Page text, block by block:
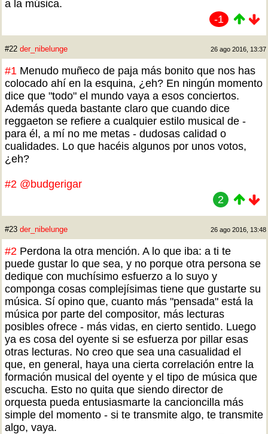
a la música.
-1
#22 der_nibelunge 26 ago 2016, 13:37
#1 Menudo muñeco de paja más bonito que nos has
colocado ahí en la esquina, ¿eh? En ningún momento
dice que "todo" el mundo vaya a esos conciertos.
Además queda bastante claro que cuando dice
reggaeton se refiere a cualquier estilo musical de -
para él, a mí no me metas - dudosas calidad o
cualidades. Lo que hacéis algunos por unos votos,
¿eh?
#2 @budgerigar
2
#23 der_nibelunge 26 ago 2016, 13:48
#2 Perdona la otra mención. A lo que iba: a ti te
puede gustar lo que sea, y no porque otra persona se
dedique con muchísimo esfuerzo a lo suyo y
componga cosas complejísimas tiene que gustarte su
música. Sí opino que, cuanto más "pensada" está la
música por parte del compositor, más lecturas
posibles ofrece - más vidas, en cierto sentido. Luego
ya es cosa del oyente si se esfuerza por pillar esas
otras lecturas. No creo que sea una casualidad el
que, en general, haya una cierta correlación entre la
formación musical del oyente y el tipo de música que
escucha. Esto no quita que siendo director de
orquesta pueda entusiasmarte la cancioncilla más
simple del momento - si te transmite algo, te transmite
algo, vaya.